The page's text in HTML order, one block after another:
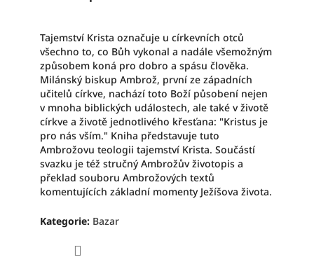
Tajemství Krista označuje u církevních otců
všechno to, co Bůh vykonal a nadále všemožným
způsobem koná pro dobro a spásu člověka.
Milánský biskup Ambrož, první ze západních
učitelů církve, nachází toto Boží působení nejen
v mnoha biblických událostech, ale také v životě
církve a životě jednotlivého křesťana: "Kristus je
pro nás vším." Kniha představuje tuto
Ambrožovu teologii tajemství Krista. Součástí
svazku je též stručný Ambrožův životopis a
překlad souboru Ambrožových textů
komentujících základní momenty Ježíšova života.
Kategorie: Bazar